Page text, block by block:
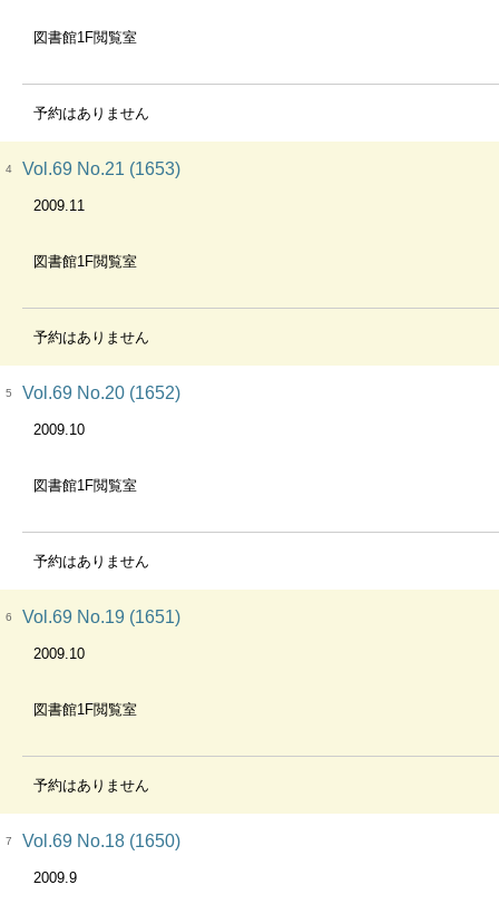
図書館1F閲覧室
予約はありません
4 Vol.69 No.21 (1653)
2009.11
図書館1F閲覧室
予約はありません
5 Vol.69 No.20 (1652)
2009.10
図書館1F閲覧室
予約はありません
6 Vol.69 No.19 (1651)
2009.10
図書館1F閲覧室
予約はありません
7 Vol.69 No.18 (1650)
2009.9